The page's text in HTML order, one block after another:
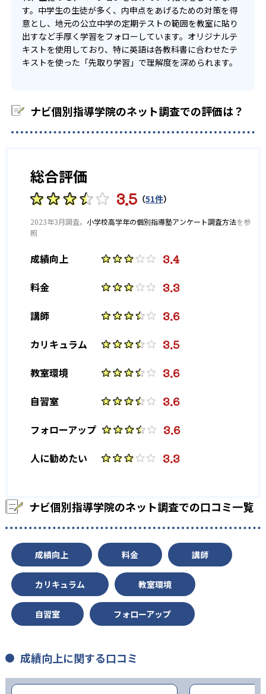
す。中学生の生徒が多く、内申点をあげるための対策を得
意とし、地元の公立中学の定期テストの範囲を教室に貼り
出すなど手厚く学習をフォローしています。オリジナルテ
キストを使用しており、特に英語は各教科書に合わせたテ
キストを使った「先取り学習」で理解度を深められます。
ナビ個別指導学院のネット調査での評価は？
総合評価
3.5 （51件）
2023年3月調査。 小学校高学年の個別指導塾アンケート調査方法を参
照
成績向上 3.4
料金 3.3
講師 3.6
カリキュラム 3.5
教室環境 3.6
自習室 3.6
フォローアップ 3.6
人に勧めたい 3.3
ナビ個別指導学院のネット調査での口コミ一覧
成績向上 料金 講師
カリキュラム 教室環境
自習室 フォローアップ
成績向上に関する口コミ